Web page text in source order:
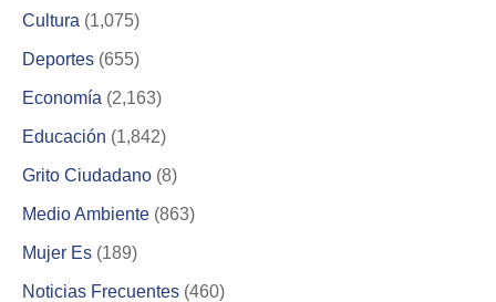
Cultura (1,075)
Deportes (655)
Economía (2,163)
Educación (1,842)
Grito Ciudadano (8)
Medio Ambiente (863)
Mujer Es (189)
Noticias Frecuentes (460)